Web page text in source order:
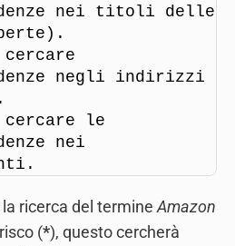
nei titoli delle
negli indirizzi
le
nei
ricerca del termine Amazon
(*), questo cercherà